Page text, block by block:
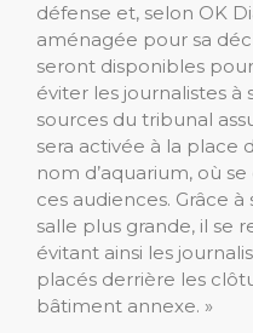
défense et, selon OK
aménagée pour sa
seront disponibles
éviter les journalistes à
sources du tribunal
sera activée à la place
nom d’aquarium, où
ces audiences. Grâce
salle plus grande, il se
évitant ainsi les
placés derrière les
bâtiment annexe. »